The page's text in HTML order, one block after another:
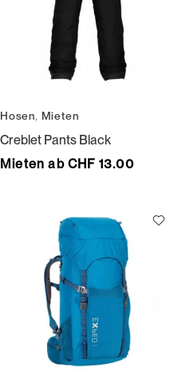
Hosen, Mieten
Creblet Pants Black
Mieten ab CHF 13.00